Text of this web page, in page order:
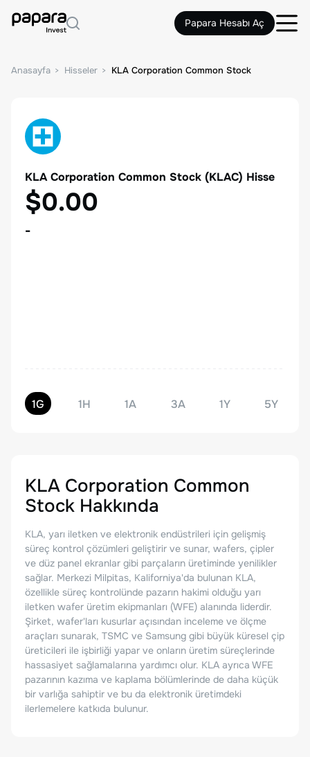
Papara Hesabı Aç
Anasayfa Hisseler KLA Corporation Common Stock
KLA Corporation Common Stock (KLAC) Hisse
$0.00
-
1G 1H 1A 3A 1Y 5Y
KLA Corporation Common
Stock Hakkında
KLA, yarı iletken ve elektronik endüstrileri için gelişmiş
süreç kontrol çözümleri geliştirir ve sunar, wafers, çipler
ve düz panel ekranlar gibi parçaların üretiminde yenilikler
sağlar. Merkezi Milpitas, Kaliforniya'da bulunan KLA,
özellikle süreç kontrolünde pazarın hakimi olduğu yarı
iletken wafer üretim ekipmanları (WFE) alanında liderdir.
Şirket, wafer'ları kusurlar açısından inceleme ve ölçme
araçları sunarak, TSMC ve Samsung gibi büyük küresel çip
üreticileri ile işbirliği yapar ve onların üretim süreçlerinde
hassasiyet sağlamalarına yardımcı olur. KLA ayrıca WFE
pazarının kazıma ve kaplama bölümlerinde de daha küçük
bir varlığa sahiptir ve bu da elektronik üretimdeki
ilerlemelere katkıda bulunur.